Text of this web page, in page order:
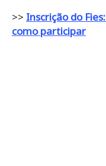
>> Inscrição do
como participar